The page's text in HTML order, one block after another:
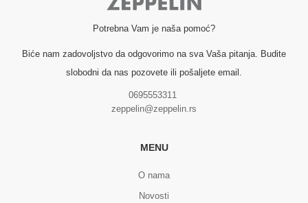
Potrebna Vam je naša pomoć?
Biće nam zadovoljstvo da odgovorimo na sva Vaša pitanja. Budite
slobodni da nas pozovete ili pošaljete email.
0695553311
zeppelin@zeppelin.rs
MENU
O nama
Novosti